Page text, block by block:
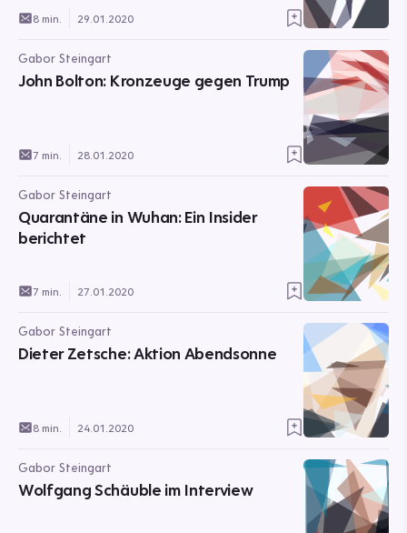
8 min. 29.01.2020
Gabor Steingart
John Bolton: Kronzeuge gegen Trump
7 min. 28.01.2020
Gabor Steingart
Quarantäne in Wuhan: Ein Insider
berichtet
7 min. 27.01.2020
Gabor Steingart
Dieter Zetsche: Aktion Abendsonne
8 min. 24.01.2020
Gabor Steingart
Wolfgang Schäuble im Interview